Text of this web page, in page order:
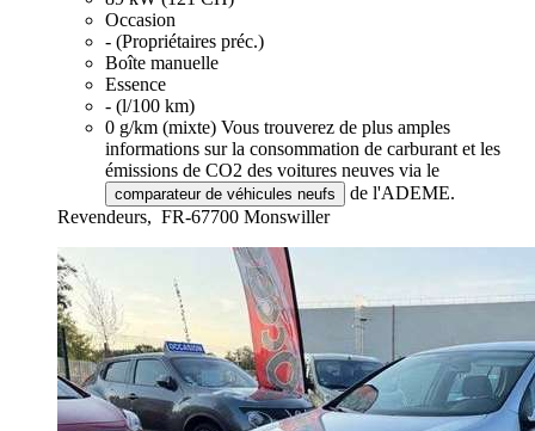
Occasion
- (Propriétaires préc.)
Boîte manuelle
Essence
- (l/100 km)
0 g/km (mixte) Vous trouverez de plus amples
informations sur la consommation de carburant et les
émissions de CO2 des voitures neuves via le
comparateur de véhicules neufs
de l'ADEME.
Revendeurs, FR-67700 Monswiller